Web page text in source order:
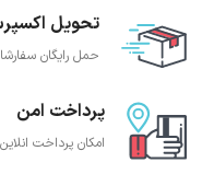
تحویل
حمل رایگان سفارشات بالای 1
پرداخت امن
امکان پرداخت